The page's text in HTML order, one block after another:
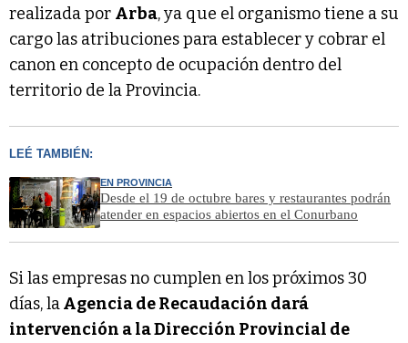
realizada por Arba, ya que el organismo tiene a su
cargo las atribuciones para establecer y cobrar el
canon en concepto de ocupación dentro del
territorio de la Provincia.
LEÉ TAMBIÉN:
EN PROVINCIA
Desde el 19 de octubre bares y restaurantes podrán
atender en espacios abiertos en el Conurbano
Si las empresas no cumplen en los próximos 30
días, laAgencia de Recaudación dará
intervención a la Dirección Provincial de